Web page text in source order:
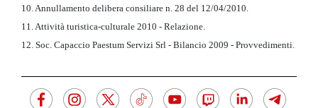
10. Annullamento delibera consiliare n. 28 del 12/04/2010.
11. Attività turistica-culturale 2010 - Relazione.
12. Soc. Capaccio Paestum Servizi Srl - Bilancio 2009 - Provvedimenti.